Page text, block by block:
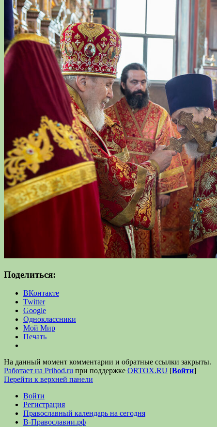
Поделиться:
ВКонтакте
Twitter
Google
Одноклассники
Мой Мир
Печать
На данный момент комментарии и обратные ссылки закрыты.
Работает на Prihod.ru при поддержке ORTOX.RU [Войти]
Перейти к верхней панели
Войти
Регистрация
Православный календарь на сегодня
В-Православии.рф